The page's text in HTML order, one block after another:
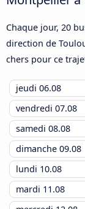
Chaque jour, 20
direction de
chers pour ce
jeudi 06.08
vendredi 07.08
samedi 08.08
dimanche 09.08
lundi 10.08
mardi 11.08